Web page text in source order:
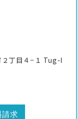
丁目４−１ Tug-I
請求